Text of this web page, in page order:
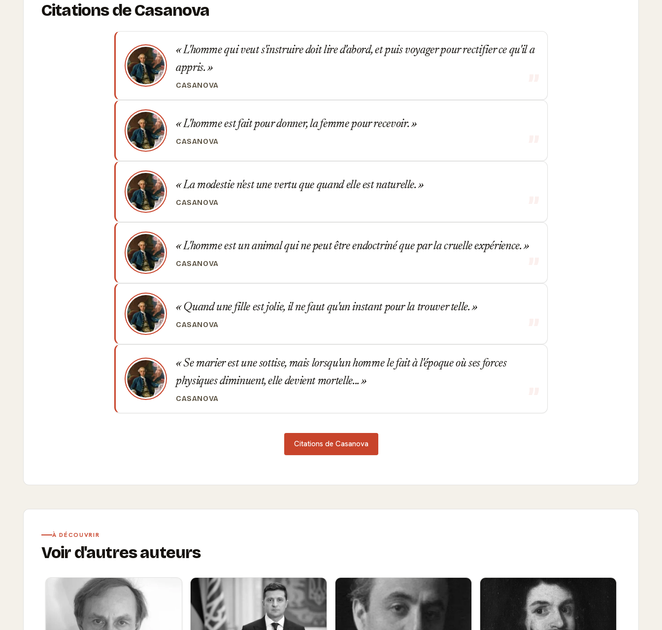
Citations de Casanova
L'homme qui veut s'instruire doit lire d'abord, et puis voyager pour rectifier ce qu'il a
appris.
CASANOVA
L'homme est fait pour donner, la femme pour recevoir.
CASANOVA
La modestie n'est une vertu que quand elle est naturelle.
CASANOVA
L'homme est un animal qui ne peut être endoctriné que par la cruelle expérience.
CASANOVA
Quand une fille est jolie, il ne faut qu'un instant pour la trouver telle.
CASANOVA
Se marier est une sottise, mais lorsqu'un homme le fait à l'époque où ses forces
physiques diminuent, elle devient mortelle...
CASANOVA
Citations de Casanova
À DÉCOUVRIR
Voir d'autres auteurs